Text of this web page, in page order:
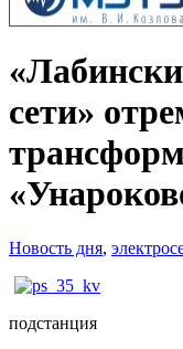
сети»
Новость дня,
подстанция